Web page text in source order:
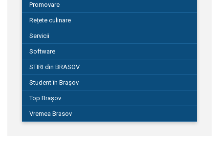
Promovare
Rețete culinare
Servicii
Software
STIRI din BRASOV
Student în Brașov
Top Brașov
Vremea Brasov